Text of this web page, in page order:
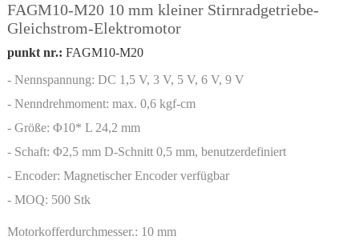
FAGM10-M20 10 mm kleiner Stirnradgetriebe-
Gleichstrom-Elektromotor
punkt nr.: FAGM10-M20
- Nennspannung: DC 1,5 V, 3 V, 5 V, 6 V, 9 V
- Nenndrehmoment: max. 0,6 kgf-cm
- Größe: Φ10* L 24,2 mm
- Schaft: Φ2,5 mm D-Schnitt 0,5 mm, benutzerdefiniert
- Encoder: Magnetischer Encoder verfügbar
- MOQ: 500 Stk
Motorkofferdurchmesser.: 10 mm